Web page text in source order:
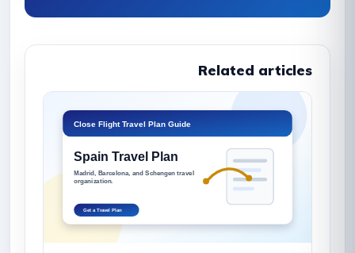
Related articles